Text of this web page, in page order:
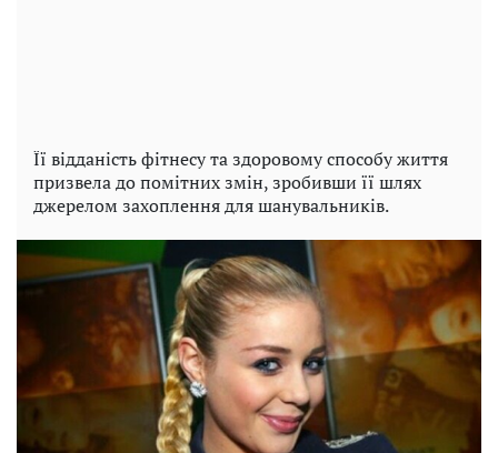
Її відданість фітнесу та здоровому способу життя
призвела до помітних змін, зробивши її шлях
джерелом захоплення для шанувальників.